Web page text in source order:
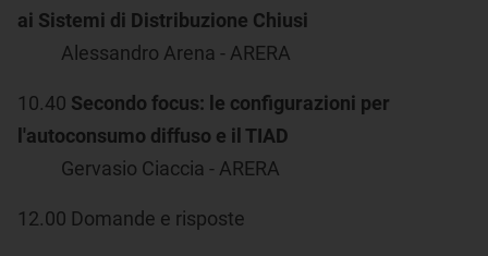
ai Sistemi di Distribuzione Chiusi
Alessandro Arena - ARERA
10.40 Secondo focus: le configurazioni per
l'autoconsumo diffuso e il TIAD
Gervasio Ciaccia - ARERA
12.00 Domande e risposte